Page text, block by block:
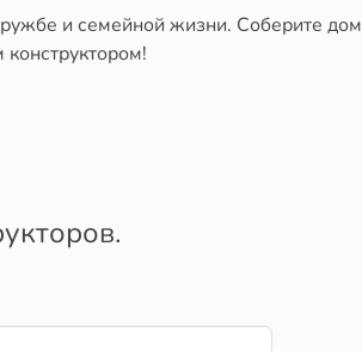
и семейной жизни. Соберите дом